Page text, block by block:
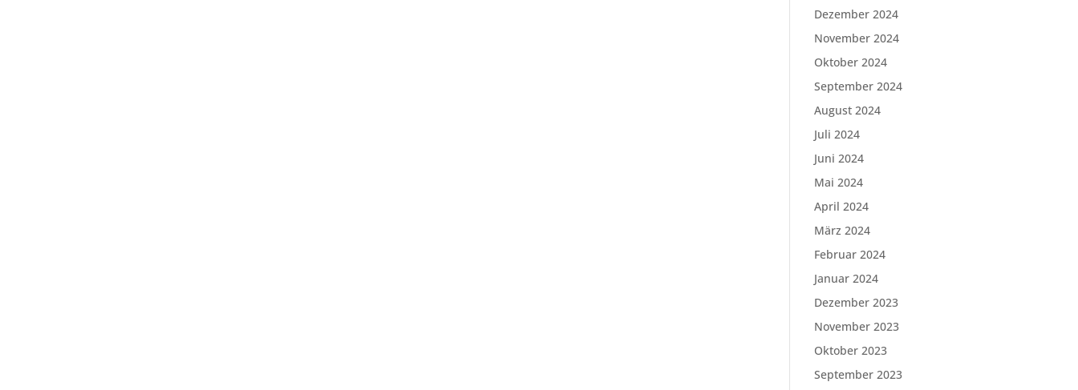
Dezember 2024
November 2024
Oktober 2024
September 2024
August 2024
Juli 2024
Juni 2024
Mai 2024
April 2024
März 2024
Februar 2024
Januar 2024
Dezember 2023
November 2023
Oktober 2023
September 2023